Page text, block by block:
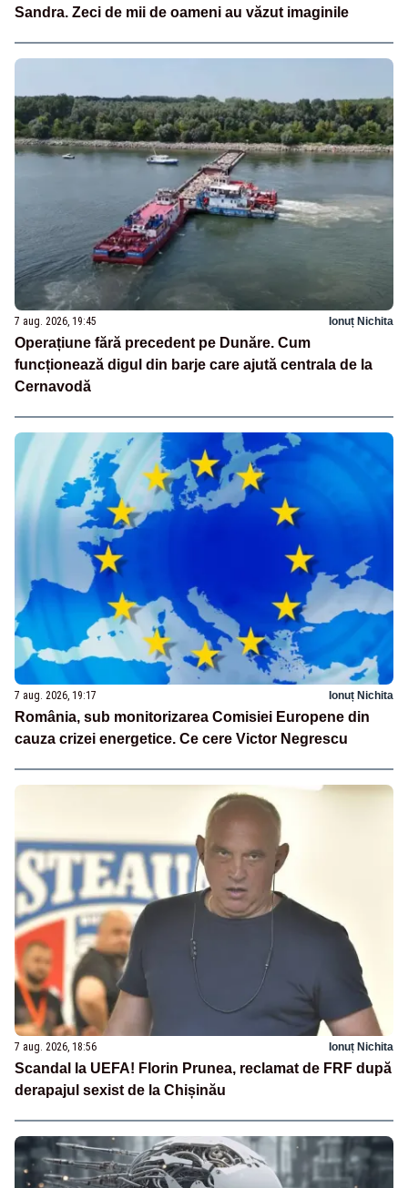
Sandra. Zeci de mii de oameni au văzut imaginile
7 aug. 2026, 19:45 Ionuț Nichita
Operațiune fără precedent pe Dunăre. Cum
funcționează digul din barje care ajută centrala de la
Cernavodă
7 aug. 2026, 19:17 Ionuț Nichita
România, sub monitorizarea Comisiei Europene din
cauza crizei energetice. Ce cere Victor Negrescu
7 aug. 2026, 18:56 Ionuț Nichita
Scandal la UEFA! Florin Prunea, reclamat de FRF după
derapajul sexist de la Chișinău